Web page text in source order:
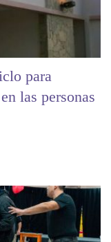
para
las personas